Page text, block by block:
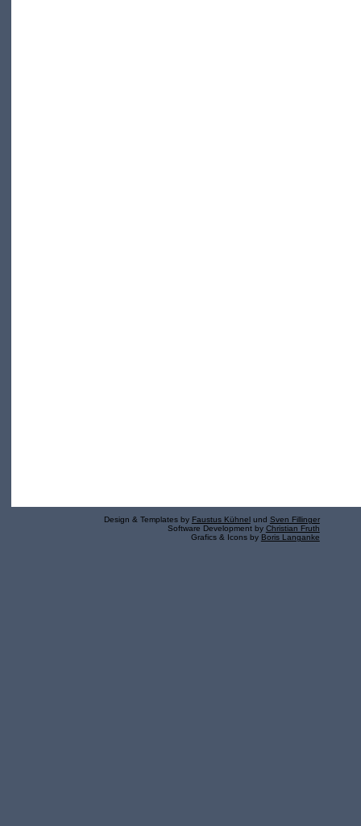
Design & Templates by Faustus Kühnel und Sven Fillinger
Software Development by Christian Fruth
Grafics & Icons by Boris Langanke